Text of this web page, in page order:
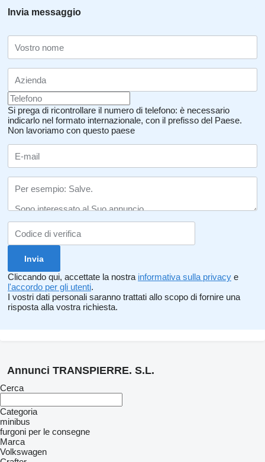
Invia messaggio
Si prega di ricontrollare il numero di telefono: è necessario
indicarlo nel formato internazionale, con il prefisso del Paese.
Non lavoriamo con questo paese
Cliccando qui, accettate la nostra informativa sulla privacy e
l'accordo per gli utenti.
I vostri dati personali saranno trattati allo scopo di fornire una
risposta alla vostra richiesta.
Annunci TRANSPIERRE. S.L.
Cerca
Categoria
minibus
furgoni per le consegne
Marca
Volkswagen